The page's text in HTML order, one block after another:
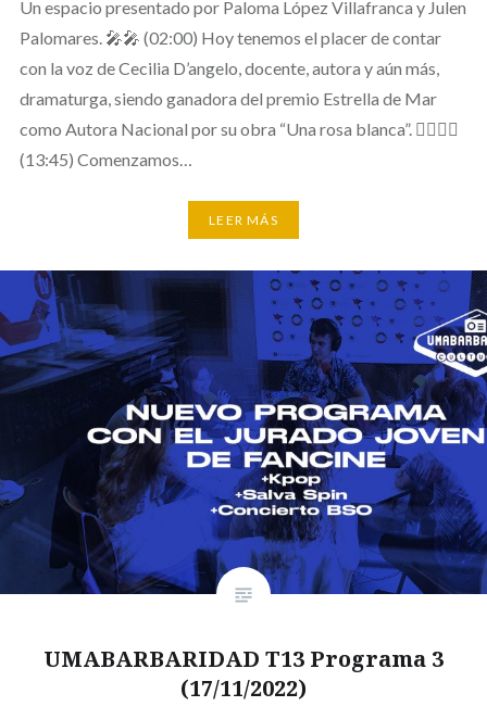
Un espacio presentado por Paloma López Villafranca y Julen
Palomares. 🎤🎤 (02:00) Hoy tenemos el placer de contar
con la voz de Cecilia D’angelo, docente, autora y aún más,
dramaturga, siendo ganadora del premio Estrella de Mar
como Autora Nacional por su obra “Una rosa blanca”. 👯‍♂️👯‍♀️
(13:45) Comenzamos…
LEER MÁS
UMABARBARIDAD T13 Programa 3
(17/11/2022)